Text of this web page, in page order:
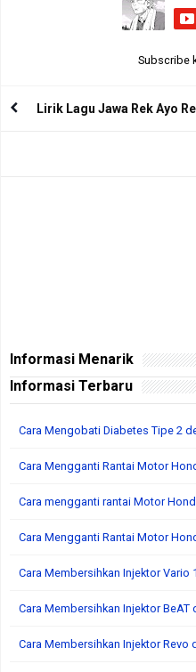
Subscribe
Lirik Lagu Jawa Rek Ayo
Informasi Menarik
Informasi Terbaru
Cara Mengobati Diabetes Tipe 2
Cara Mengganti Rantai Motor
Cara mengganti rantai Motor
Cara Mengganti Rantai Motor
Cara Membersihkan Injektor
Cara Membersihkan Injektor
Cara Membersihkan Injektor